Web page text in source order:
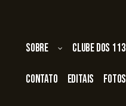
Sobre Clube dos 113
Contato Editais Fotos